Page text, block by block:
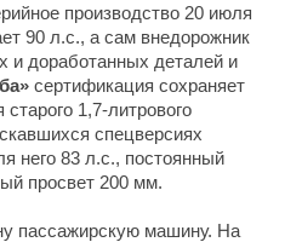
производство 20 июля
90 л.с., а сам внедорожник
и доработанных деталей и
сертификация сохраняет
1,7-литрового
спецверсиях
него 83 л.с., постоянный
просвет 200 мм.
пассажирскую машину. На